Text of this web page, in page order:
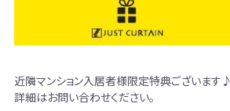
近隣マンション入居者様限定特典ございます♪
詳細はお問い合わせください。